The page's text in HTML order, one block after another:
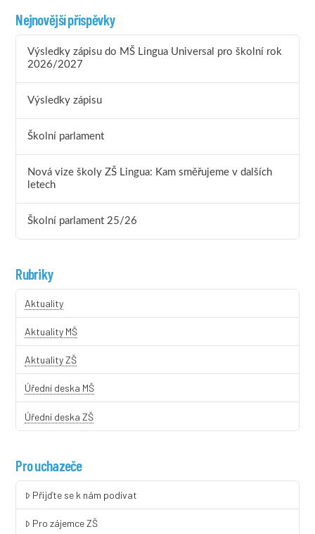
Nejnovější příspěvky
Výsledky zápisu do MŠ Lingua Universal pro školní rok
2026/2027
Výsledky zápisu
Školní parlament
Nová vize školy ZŠ Lingua: Kam směřujeme v dalších
letech
Školní parlament 25/26
Rubriky
Aktuality
Aktuality MŠ
Aktuality ZŠ
Úřední deska MŠ
Úřední deska ZŠ
Pro uchazeče
Přijďte se k nám podívat
Pro zájemce ZŠ